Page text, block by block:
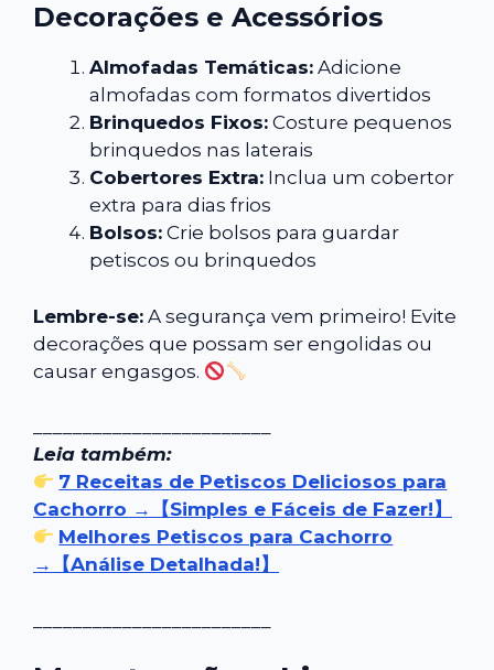
Decorações e Acessórios
Almofadas Temáticas: Adicione
almofadas com formatos divertidos
Brinquedos Fixos: Costure pequenos
brinquedos nas laterais
Cobertores Extra: Inclua um cobertor
extra para dias frios
Bolsos: Crie bolsos para guardar
petiscos ou brinquedos
Lembre-se: A segurança vem primeiro! Evite
decorações que possam ser engolidas ou
causar engasgos.
Leia também:
7 Receitas de Petiscos Deliciosos para
Cachorro →【Simples e Fáceis de Fazer!】
Melhores Petiscos para Cachorro
→【Análise Detalhada!】